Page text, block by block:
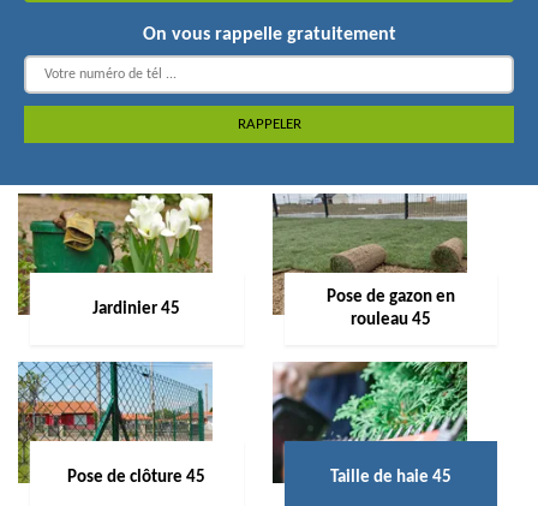
On vous rappelle gratuitement
Jardinier 45
Pose de gazon en
rouleau 45
Pose de clôture 45 Taille de haie 45